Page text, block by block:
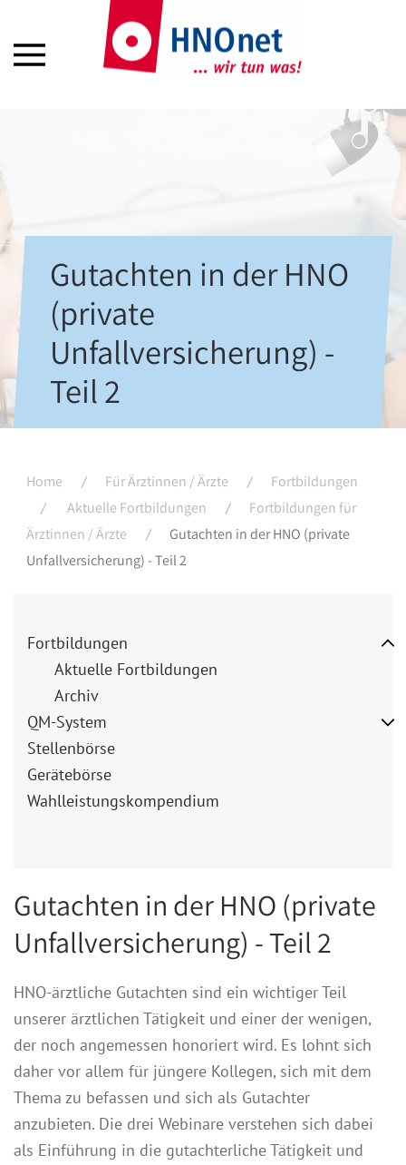
Gutachten in der HNO
(private
Unfallversicherung) -
Teil 2
Home Für Ärztinnen / Ärzte
Fortbildungen
Aktuelle Fortbildungen
Fortbildungen für
Ärztinnen / Ärzte
Gutachten in der HNO (private
Unfallversicherung) - Teil 2
Fortbildungen
Aktuelle Fortbildungen
Archiv
QM-System
Stellenbörse
Gerätebörse
Wahlleistungskompendium
Gutachten in der HNO (private
Unfallversicherung) - Teil 2
HNO-ärztliche Gutachten sind ein wichtiger Teil
unserer ärztlichen Tätigkeit und einer der wenigen,
der noch angemessen honoriert wird. Es lohnt sich
daher vor allem für jüngere Kollegen, sich mit dem
Thema zu befassen und sich als Gutachter
anzubieten. Die drei Webinare verstehen sich dabei
als Einführung in die gutachterliche Tätigkeit und